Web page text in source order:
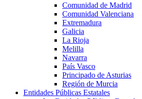
Comunidad de Madrid
Comunidad Valenciana
Extremadura
Galicia
La Rioja
Melilla
Navarra
País Vasco
Principado de Asturias
Región de Murcia
Entidades Públicas Estatales